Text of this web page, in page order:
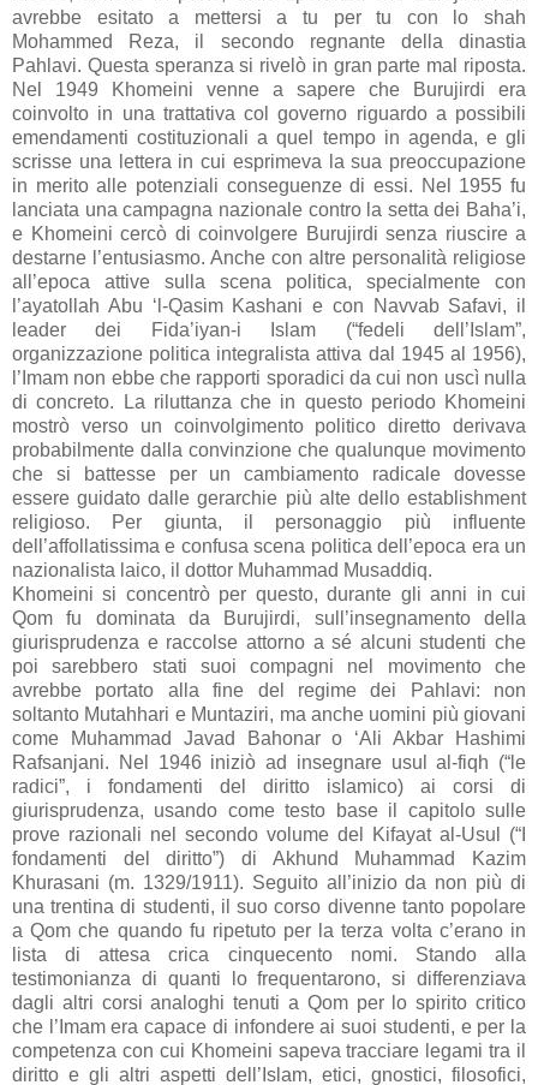
avrebbe esitato a mettersi a tu per tu con lo shah
Mohammed Reza, il secondo regnante della dinastia
Pahlavi. Questa speranza si rivelò in gran parte mal riposta.
Nel 1949 Khomeini venne a sapere che Burujirdi era
coinvolto in una trattativa col governo riguardo a possibili
emendamenti costituzionali a quel tempo in agenda, e gli
scrisse una lettera in cui esprimeva la sua preoccupazione
in merito alle potenziali conseguenze di essi. Nel 1955 fu
lanciata una campagna nazionale contro la setta dei Baha’i,
e Khomeini cercò di coinvolgere Burujirdi senza riuscire a
destarne l’entusiasmo. Anche con altre personalità religiose
all’epoca attive sulla scena politica, specialmente con
l’ayatollah Abu ‘l-Qasim Kashani e con Navvab Safavi, il
leader dei Fida’iyan-i Islam (“fedeli dell’Islam”,
organizzazione politica integralista attiva dal 1945 al 1956),
l’Imam non ebbe che rapporti sporadici da cui non uscì nulla
di concreto. La riluttanza che in questo periodo Khomeini
mostrò verso un coinvolgimento politico diretto derivava
probabilmente dalla convinzione che qualunque movimento
che si battesse per un cambiamento radicale dovesse
essere guidato dalle gerarchie più alte dello establishment
religioso. Per giunta, il personaggio più influente
dell’affollatissima e confusa scena politica dell’epoca era un
nazionalista laico, il dottor Muhammad Musaddiq.
Khomeini si concentrò per questo, durante gli anni in cui
Qom fu dominata da Burujirdi, sull’insegnamento della
giurisprudenza e raccolse attorno a sé alcuni studenti che
poi sarebbero stati suoi compagni nel movimento che
avrebbe portato alla fine del regime dei Pahlavi: non
soltanto Mutahhari e Muntaziri, ma anche uomini più giovani
come Muhammad Javad Bahonar o ‘Ali Akbar Hashimi
Rafsanjani. Nel 1946 iniziò ad insegnare usul al-fiqh (“le
radici”, i fondamenti del diritto islamico) ai corsi di
giurisprudenza, usando come testo base il capitolo sulle
prove razionali nel secondo volume del Kifayat al-Usul (“I
fondamenti del diritto”) di Akhund Muhammad Kazim
Khurasani (m. 1329/1911). Seguito all’inizio da non più di
una trentina di studenti, il suo corso divenne tanto popolare
a Qom che quando fu ripetuto per la terza volta c’erano in
lista di attesa crica cinquecento nomi. Stando alla
testimonianza di quanti lo frequentarono, si differenziava
dagli altri corsi analoghi tenuti a Qom per lo spirito critico
che l’Imam era capace di infondere ai suoi studenti, e per la
competenza con cui Khomeini sapeva tracciare legami tra il
diritto e gli altri aspetti dell’Islam, etici, gnostici, filosofici,